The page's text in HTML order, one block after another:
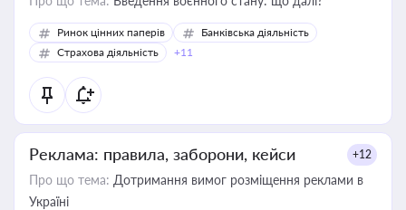
Ринок цінних паперів
Банківська діяльність
Страхова діяльність
+11
Реклама: правила, заборони, кейси +12
Про що тема: Дотримання вимог розміщення реклами в
Україні